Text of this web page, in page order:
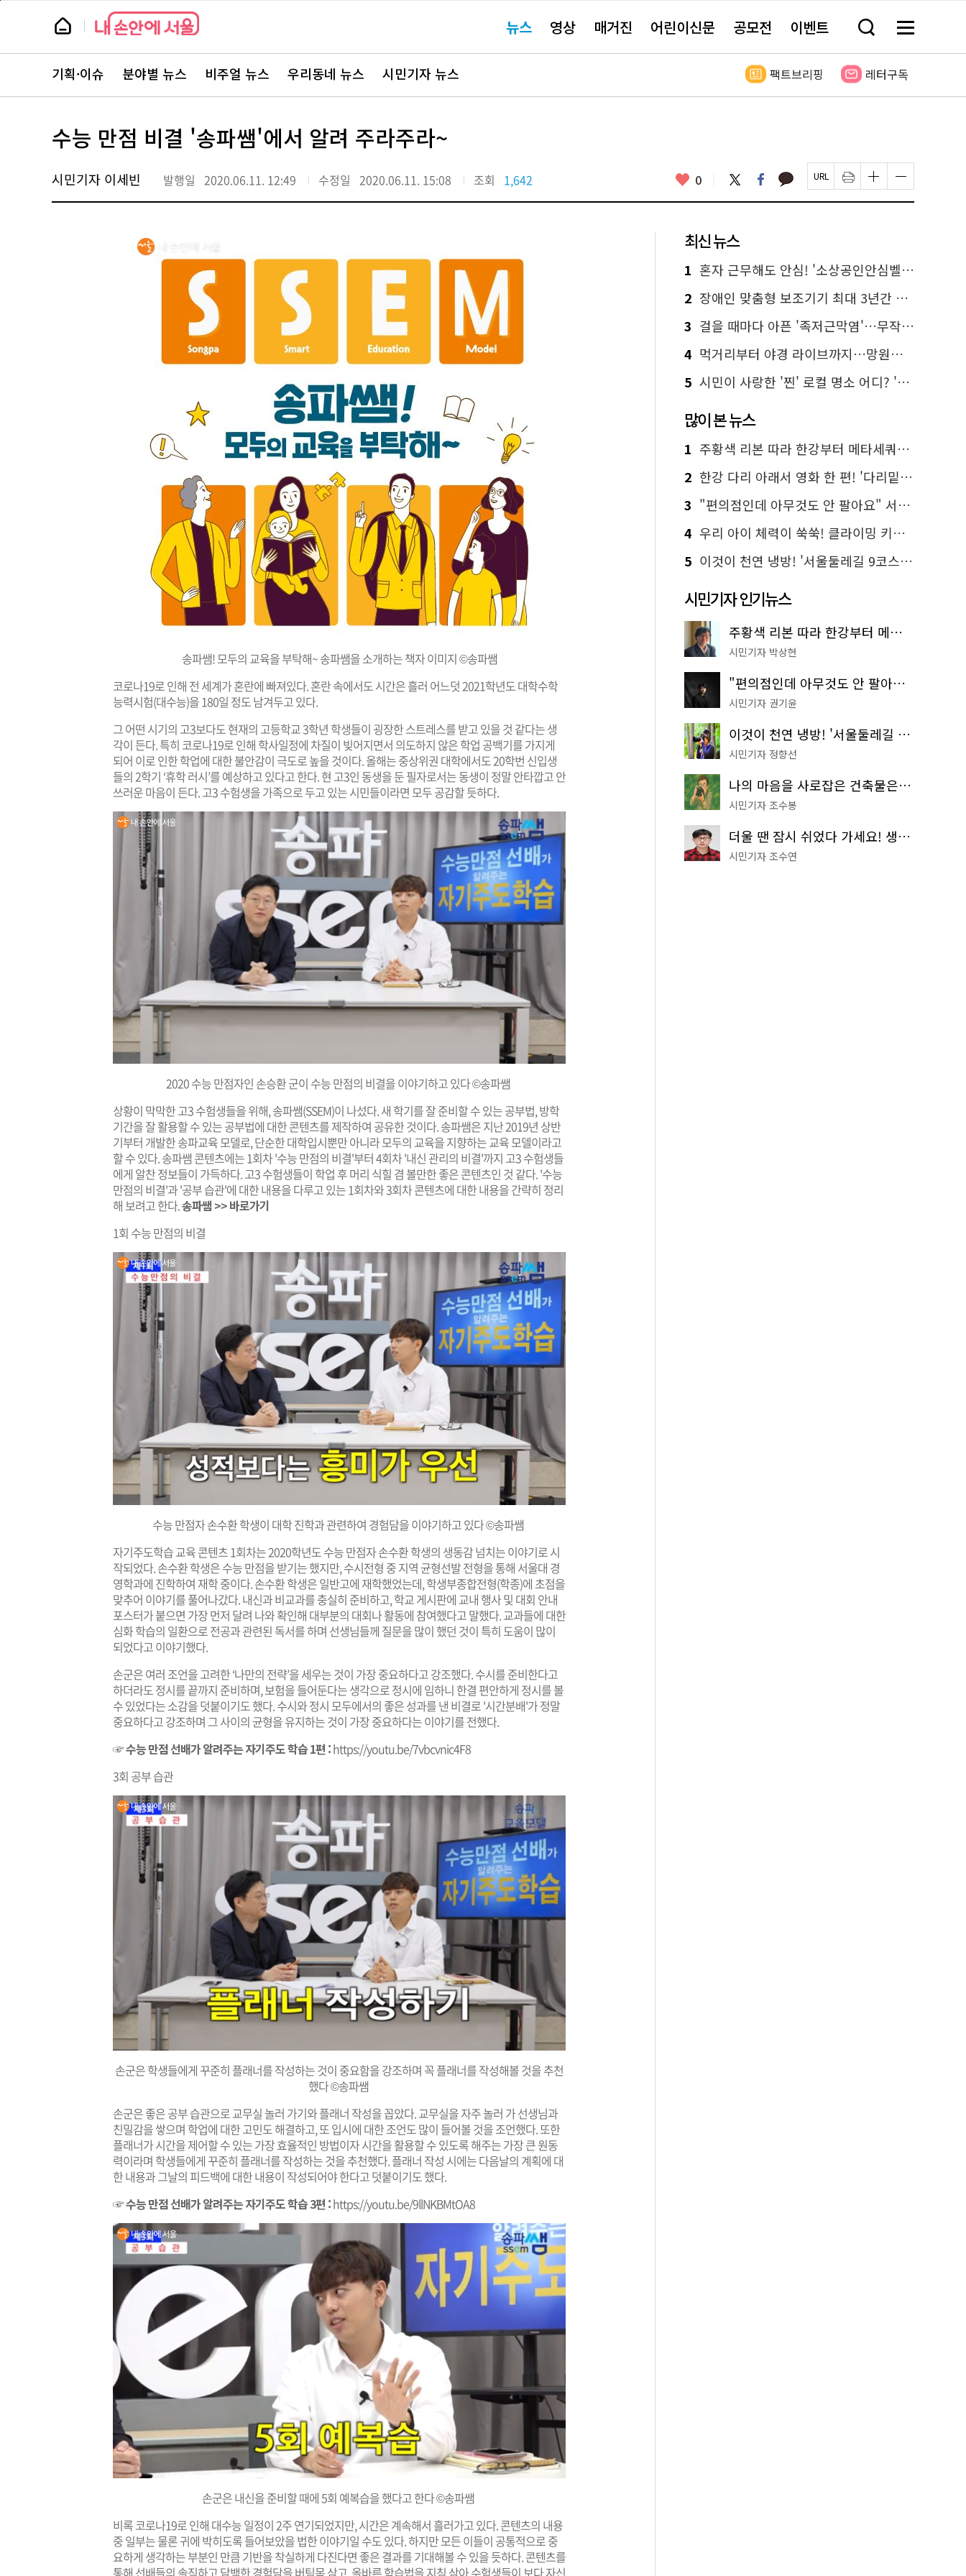
본
뉴
스 요뉴스 영상 매거진 어린이신문 공모전 이벤트 검
창
기
메
전
보
뉴
스
주
서
바
로
기획·이슈 분야별 뉴스 비주얼 뉴스 우리동네 뉴스 시민기자 뉴스 팩트브리핑 레터구독
수능 만점 비결 '송파쌤'에서 알려 주라주라~
시민기자 이세빈 발행일 2020.06.11. 12:49 수정일 2020.06.11. 15:08 조회 1,642 좋
요
0 트
위
터
페
이
스
카
카 페
이
지
인
쇄
하
글
자
크
하
기
글
자
크
하
기
송파쌤! 모두의 교육을 부탁해~ 송파쌤을 소개하는 책자 이미지©송파쌤
코로나19로 인해 전 세계가 혼란에 빠져있다. 혼란 속에서도 시간은 흘러 어느덧 2021학년도 대학수학
능력시험(대수능)을 180일 정도 남겨두고 있다.
그 어떤 시기의 고3보다도 현재의 고등학교 3학년 학생들이 굉장한 스트레스를 받고 있을 것 같다는 생
각이 든다. 특히 코로나19로 인해 학사일정에 차질이 빚어지면서 의도하지 않은 학업 공백기를 가지게
되어 이로 인한 학업에 대한 불안감이 극도로 높을 것이다. 올해는 중상위권 대학에서도 20학번 신입생
들의 2학기 ‘휴학 러시’를 예상하고 있다고 한다. 현 고3인 동생을 둔 필자로서는 동생이 정말 안타깝고 안
쓰러운 마음이 든다. 고3 수험생을 가족으로 두고 있는 시민들이라면 모두 공감할 듯하다.
2020 수능 만점자인 손승환 군이 수능 만점의 비결을 이야기하고 있다©송파쌤
상황이 막막한 고3 수험생들을 위해, 송파쌤(SSEM)이 나섰다.새 학기를 잘 준비할 수 있는 공부법, 방학
기간을 잘 활용할 수 있는 공부법에 대한 콘텐츠를 제작하여 공유한 것이다. 송파쌤은 지난 2019년 상반
기부터 개발한 송파교육 모델로, 단순한 대학입시뿐만 아니라 모두의 교육을 지향하는 교육 모델이라고
할 수 있다. 송파쌤 콘텐츠에는 1회차 '수능 만점의 비결'부터 4회차 '내신 관리의 비결'까지 고3 수험생들
에게 알찬 정보들이 가득하다. 고3 수험생들이 학업 후 머리 식힐 겸 볼만한 좋은 콘텐츠인 것 같다. '수능
만점의 비결'과 '공부 습관'에 대한 내용을 다루고 있는 1회차와 3회차 콘텐츠에 대한 내용을 간략히 정리
해 보려고 한다.송파쌤 >> 바로가기
1회 수능 만점의 비결
수능 만점자 손수환 학생이 대학 진학과 관련하여 경험담을 이야기하고 있다 ©송파쌤
자기주도학습 교육 콘텐츠 1회차는 2020학년도 수능 만점자 손수환 학생의 생동감 넘치는 이야기로 시
작되었다. 손수환 학생은 수능 만점을 받기는 했지만, 수시전형 중 지역 균형선발 전형을 통해 서울대 경
영학과에 진학하여 재학 중이다. 손수환 학생은 일반고에 재학했었는데, 학생부종합전형(학종)에 초점을
맞추어 이야기를 풀어나갔다. 내신과 비교과를 충실히 준비하고, 학교 게시판에 교내 행사 및 대회 안내
포스터가 붙으면 가장 먼저 달려 나와 확인해 대부분의 대회나 활동에 참여했다고 말했다. 교과들에 대한
심화 학습의 일환으로 전공과 관련된 독서를 하며 선생님들께 질문을 많이 했던 것이 특히 도움이 많이
되었다고 이야기했다.
손군은 여러 조언을 고려한 ‘나만의 전략’을 세우는 것이 가장 중요하다고 강조했다. 수시를 준비한다고
하더라도 정시를 끝까지 준비하며, 보험을 들어둔다는 생각으로 정시에 임하니 한결 편안하게 정시를 볼
수 있었다는 소감을 덧붙이기도 했다. 수시와 정시 모두에서의 좋은 성과를 낸 비결로 '시간분배'가 정말
중요하다고 강조하며 그 사이의 균형을 유지하는 것이 가장 중요하다는 이야기를 전했다.
☞ 수능 만점 선배가 알려주는 자기주도 학습 1편 :https://youtu.be/7vbcvnic4F8
3회 공부 습관
손군은 학생들에게 꾸준히 플래너를 작성하는 것이 중요함을 강조하며 꼭 플래너를 작성해볼 것을 추천
했다 ©송파쌤
손군은 좋은 공부 습관으로 교무실 놀러 가기와 플래너 작성을 꼽았다. 교무실을 자주 놀러 가 선생님과
친밀감을 쌓으며 학업에 대한 고민도 해결하고, 또 입시에 대한 조언도 많이 들어볼 것을 조언했다. 또한
플래너가 시간을 제어할 수 있는 가장 효율적인 방법이자 시간을 활용할 수 있도록 해주는 가장 큰 원동
력이라며 학생들에게 꾸준히 플래너를 작성하는 것을 추천했다. 플래너 작성 시에는 다음날의 계획에 대
한 내용과 그날의 피드백에 대한 내용이 작성되어야 한다고 덧붙이기도 했다.
☞ 수능 만점 선배가 알려주는 자기주도 학습 3편 :https://youtu.be/9llNKBMtOA8
손군은 내신을 준비할 때에 5회 예복습을 했다고 한다 ©송파쌤
비록 코로나19로 인해 대수능 일정이 2주 연기되었지만, 시간은 계속해서 흘러가고 있다. 콘텐츠의 내용
중 일부는 물론 귀에 박히도록 들어보았을 법한 이야기일 수도 있다. 하지만 모든 이들이 공통적으로 중
요하게 생각하는 부분인 만큼 기반을 착실하게 다진다면 좋은 결과를 기대해볼 수 있을 듯하다. 콘텐츠를
통해 선배들의 솔직하고 담백한 경험담을 버팀목 삼고, 올바른 학습법을 지침 삼아 수험생들이 보다 자신
최신 뉴스
1 혼자 근무해도 안심! '소상공인안심벨' 신청하세요
2 장애인 맞춤형 보조기기 최대 3년간 무상 대여…삶의 질 높인다
3 걸을 때마다 아픈 '족저근막염'…무작정 참지 말고 '이것' 해보세요!
4 먹거리부터 야경 라이브까지…망원한강공원 알짜 코스
5 시민이 사랑한 '찐' 로컬 명소 어디? '서울에디션25' 추천 코스
많이 본 뉴스
1 주황색 리본 따라 한강부터 메타세쿼이아 숲길까지…서울둘레길 15코스
2 한강 다리 아래서 영화 한 편! '다리밑 영화관' 무료 상영
3 "편의점인데 아무것도 안 팔아요" 서울에서 가장 특별한 편의점의 정체
4 우리 아이 체력이 쑥쑥! 클라이밍 키즈카페·어린이 체력장
5 이것이 천연 냉방! '서울둘레길 9코스'로 숲속 피서 떠나볼까
시민기자 인기뉴스
주황색 리본 따라 한강부터 메타세쿼이아 숲길까지…서울둘레길 15코스
시민기자 박상현
"편의점인데 아무것도 안 팔아요" 서울에서 가장 특별한 편의점의 정체
시민기자 권기윤
이것이 천연 냉방! '서울둘레길 9코스'로 숲속 피서 떠나볼까
시민기자 정향선
나의 마음을 사로잡은 건축물은? '서울시 건축상' 수상작 공개!
시민기자 조수봉
더울 땐 잠시 쉬었다 가세요! 생수 냉장고부터 해피소·무더위쉼터까지
시민기자 조수연
페